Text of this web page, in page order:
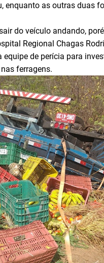
enquanto as outras duas
do veículo andando,
Regional Chagas
de perícia para
ferragens.